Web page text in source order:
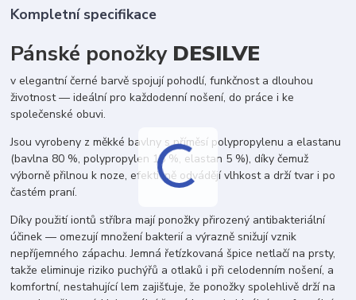
Kompletní specifikace
Pánské ponožky DESILVE
v elegantní černé barvě spojují pohodlí, funkčnost a dlouhou
životnost — ideální pro každodenní nošení, do práce i ke
společenské obuvi.
Jsou vyrobeny z měkké bavlny s příměsí polypropylenu a elastanu
(bavlna 80 %, polypropylen 15 %, elastan 5 %), díky čemuž
výborně přilnou k noze, efektivně odvádějí vlhkost a drží tvar i po
častém praní.
Díky použití iontů stříbra mají ponožky přirozený antibakteriální
účinek — omezují množení bakterií a výrazně snižují vznik
nepříjemného zápachu. Jemná řetízkovaná špice netlačí na prsty,
takže eliminuje riziko puchýřů a otlaků i při celodenním nošení, a
komfortní, nestahující lem zajišťuje, že ponožky spolehlivě drží na